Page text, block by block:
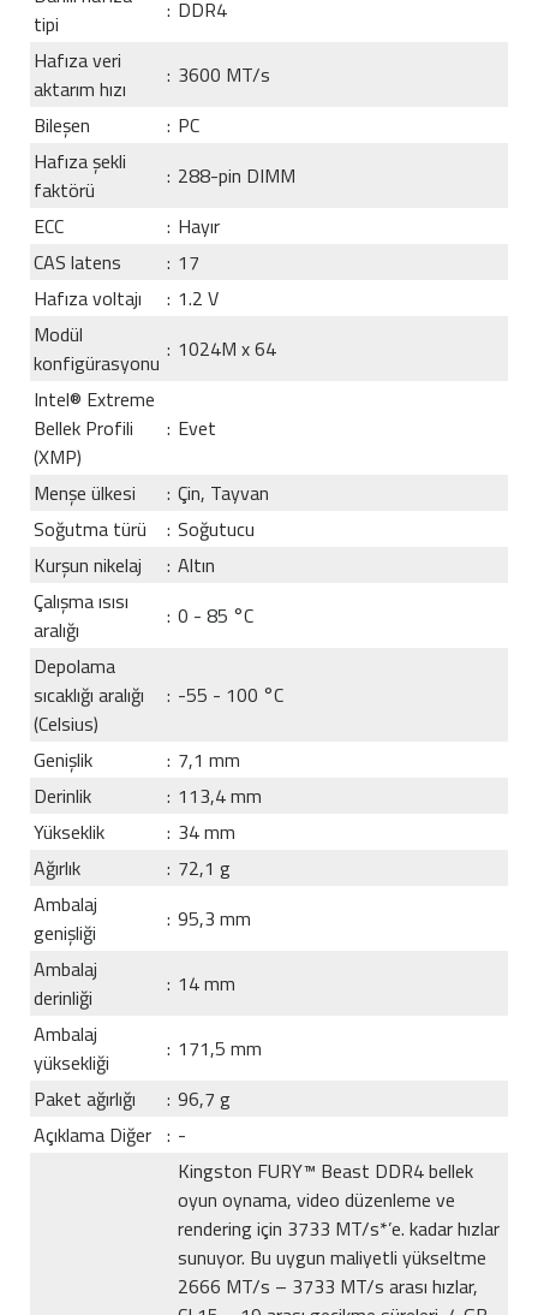
tipi
: DDR4
Hafıza veri
aktarım hızı
: 3600 MT/s
Bileşen
: PC
Hafıza şekli
faktörü
: 288-pin DIMM
ECC
: Hayır
CAS latens
: 17
Hafıza voltajı
: 1.2 V
Modül
konfigürasyonu : 1024M x 64
Intel® Extreme
Bellek Profili
(XMP)
: Evet
Menşe ülkesi : Çin, Tayvan
Soğutma türü
: Soğutucu
Kurşun nikelaj
: Altın
Çalışma ısısı
aralığı
: 0 - 85 °C
Depolama
sıcaklığı aralığı
(Celsius)
: -55 - 100 °C
Genişlik : 7,1 mm
Derinlik
: 113,4 mm
Yükseklik
: 34 mm
Ağırlık
: 72,1 g
Ambalaj
genişliği
: 95,3 mm
Ambalaj
derinliği
: 14 mm
Ambalaj
yüksekliği
: 171,5 mm
Paket ağırlığı
: 96,7 g
Açıklama Diğer : -
Kingston FURY™ Beast DDR4 bellek
oyun oynama, video düzenleme ve
rendering için 3733 MT/s*’e. kadar hızlar
sunuyor. Bu uygun maliyetli yükseltme
2666 MT/s – 3733 MT/s arası hızlar,